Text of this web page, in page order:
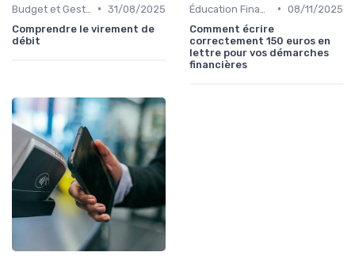
• 31/08/2025
Comprendre le virement de
débit
• 08/11/2025
Comment écrire
correctement 150 euros en
lettre pour vos démarches
financières